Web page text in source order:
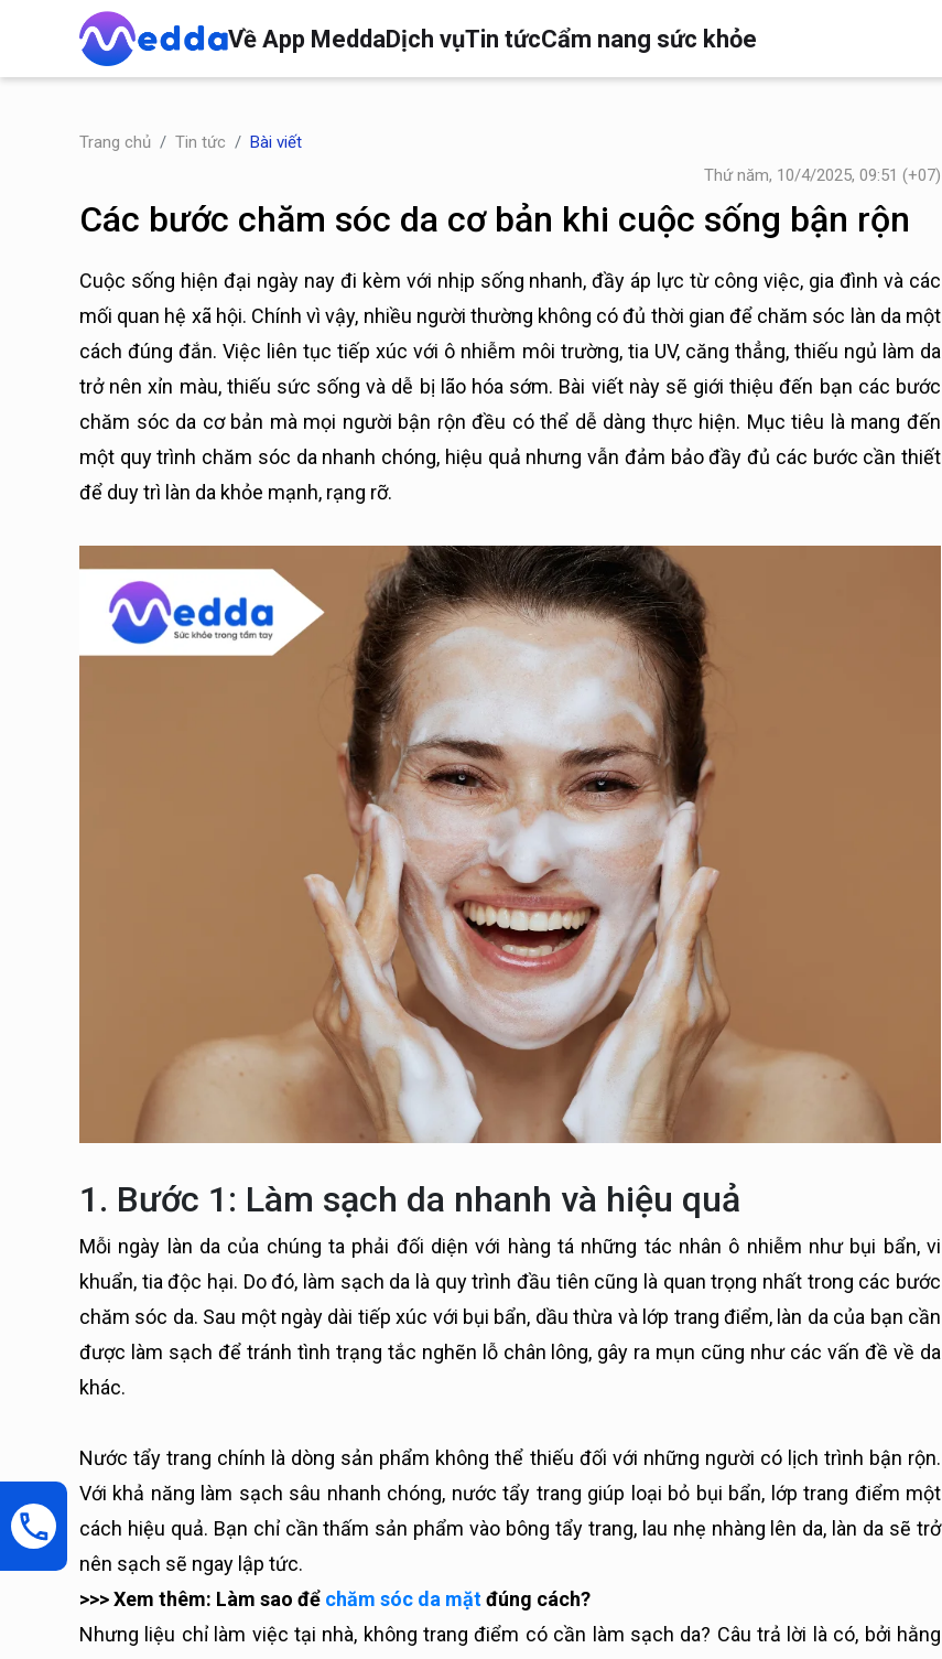
Về App MeddaDịch vụTin tứcCẩm nang sức khỏe
Trang chủ Tin tức
Bài viết
Thứ năm, 10/4/2025, 09:51 (+07)
Các bước chăm sóc da cơ bản khi cuộc sống bận rộn
Cuộc sống hiện đại ngày nay đi kèm với nhịp sống nhanh, đầy áp lực từ công việc, gia đình và các
mối quan hệ xã hội. Chính vì vậy, nhiều người thường không có đủ thời gian để chăm sóc làn da một
cách đúng đắn. Việc liên tục tiếp xúc với ô nhiễm môi trường, tia UV, căng thẳng, thiếu ngủ làm da
trở nên xỉn màu, thiếu sức sống và dễ bị lão hóa sớm. Bài viết này sẽ giới thiệu đến bạn các bước
chăm sóc da cơ bản mà mọi người bận rộn đều có thể dễ dàng thực hiện. Mục tiêu là mang đến
một quy trình chăm sóc da nhanh chóng, hiệu quả nhưng vẫn đảm bảo đầy đủ các bước cần thiết
để duy trì làn da khỏe mạnh, rạng rỡ.
1. Bước 1: Làm sạch da nhanh và hiệu quả
Mỗi ngày làn da của chúng ta phải đối diện với hàng tá những tác nhân ô nhiễm như bụi bẩn, vi
khuẩn, tia độc hại. Do đó, làm sạch da là quy trình đầu tiên cũng là quan trọng nhất trong các bước
chăm sóc da. Sau một ngày dài tiếp xúc với bụi bẩn, dầu thừa và lớp trang điểm, làn da của bạn cần
được làm sạch để tránh tình trạng tắc nghẽn lỗ chân lông, gây ra mụn cũng như các vấn đề về da
khác.
Nước tẩy trang chính là dòng sản phẩm không thể thiếu đối với những người có lịch trình bận rộn.
Với khả năng làm sạch sâu nhanh chóng, nước tẩy trang giúp loại bỏ bụi bẩn, lớp trang điểm một
cách hiệu quả. Bạn chỉ cần thấm sản phẩm vào bông tẩy trang, lau nhẹ nhàng lên da, làn da sẽ trở
nên sạch sẽ ngay lập tức.
>>> Xem thêm: Làm sao để chăm sóc da mặtđúng cách?
Nhưng liệu chỉ làm việc tại nhà, không trang điểm có cần làm sạch da? Câu trả lời là có, bởi hằng